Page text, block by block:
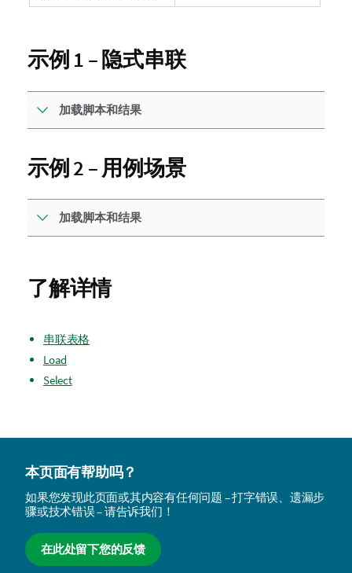
示例 1 – 隐式串联
加载脚本和结果
示例 2 – 用例场景
加载脚本和结果
了解详情
串联表格
Load
Select
本页面有帮助吗？
如果您发现此页面或其内容有任何问题 – 打字错误、遗漏步
骤或技术错误 – 请告诉我们！
在此处留下您的反馈